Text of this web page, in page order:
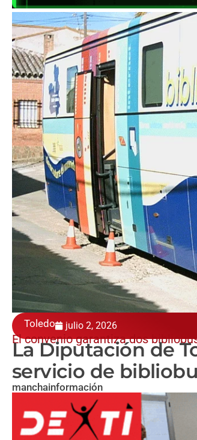
Toledo julio 2, 2026
El convenio garantiza dos
La Diputación de
servicio de
manchainformación